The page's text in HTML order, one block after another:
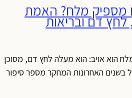
מספיק מלח? האמת
דם ובריאות
הוא אויב: הוא מעלה לחץ דם, מסוכן
האחרונות המחקר מספר סיפור